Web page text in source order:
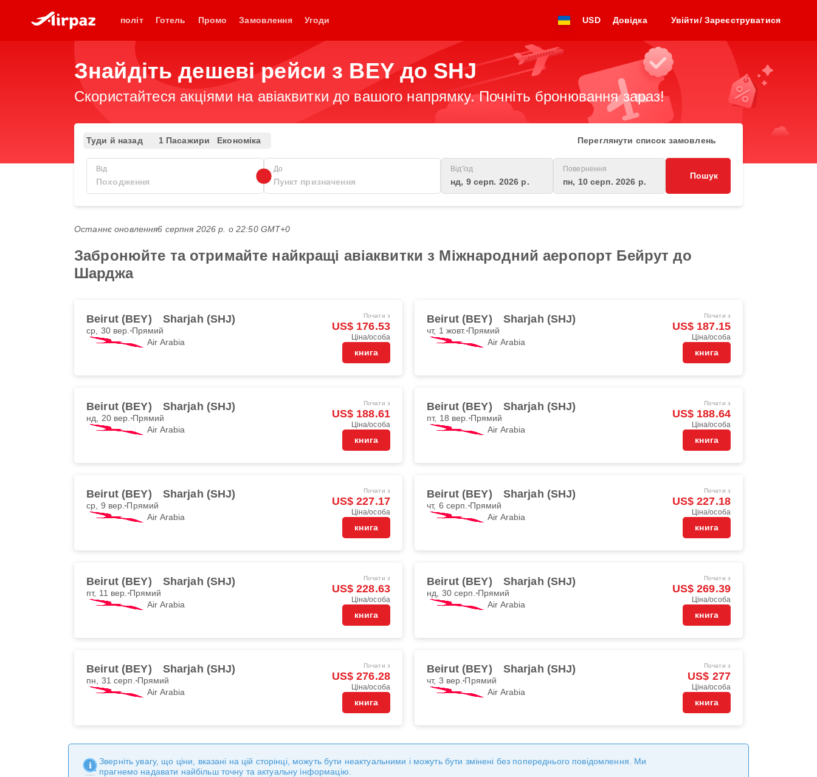
політ Готель Промо Замовлення Угоди USD Довідка Увійти/ Зареєструватися
Знайдіть дешеві рейси з BEY до SHJ
Скористайтеся акціями на авіаквитки до вашого напрямку. Почніть бронювання зараз!
Туди й назад 1 Пасажири Економіка Переглянути список замовлень
Від До Від'їзд
нд, 9 серп. 2026 р.
Повернення
пн, 10 серп. 2026 р.
Пошук
Останнє оновлення6 серпня 2026 р. о 22:50 GMT+0
Забронюйте та отримайте найкращі авіаквитки з Міжнародний аеропорт Бейрут до
Шарджа
Beirut (BEY) Sharjah (SHJ)
ср, 30 вер. Прямий
Air Arabia
Почати з
US$ 176.53
Ціна/особа
книга
Beirut (BEY) Sharjah (SHJ)
чт, 1 жовт. Прямий
Air Arabia
Почати з
US$ 187.15
Ціна/особа
книга
Beirut (BEY) Sharjah (SHJ)
нд, 20 вер. Прямий
Air Arabia
Почати з
US$ 188.61
Ціна/особа
книга
Beirut (BEY) Sharjah (SHJ)
пт, 18 вер. Прямий
Air Arabia
Почати з
US$ 188.64
Ціна/особа
книга
Beirut (BEY) Sharjah (SHJ)
ср, 9 вер. Прямий
Air Arabia
Почати з
US$ 227.17
Ціна/особа
книга
Beirut (BEY) Sharjah (SHJ)
чт, 6 серп. Прямий
Air Arabia
Почати з
US$ 227.18
Ціна/особа
книга
Beirut (BEY) Sharjah (SHJ)
пт, 11 вер. Прямий
Air Arabia
Почати з
US$ 228.63
Ціна/особа
книга
Beirut (BEY) Sharjah (SHJ)
нд, 30 серп. Прямий
Air Arabia
Почати з
US$ 269.39
Ціна/особа
книга
Beirut (BEY) Sharjah (SHJ)
пн, 31 серп. Прямий
Air Arabia
Почати з
US$ 276.28
Ціна/особа
книга
Beirut (BEY) Sharjah (SHJ)
чт, 3 вер. Прямий
Air Arabia
Почати з
US$ 277
Ціна/особа
книга
Зверніть увагу, що ціни, вказані на цій сторінці, можуть бути неактуальними і можуть бути змінені без попереднього повідомлення. Ми
прагнемо надавати найбільш точну та актуальну інформацію.